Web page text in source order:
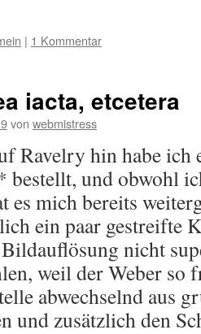
| 1 Kommentar
iacta, etcetera
von webmistress
Ravelry hin habe ich
und obwohl
es mich bereits
ein paar gestreifte
nicht
weil der Weber so
abwechselnd aus
und zusätzlich den